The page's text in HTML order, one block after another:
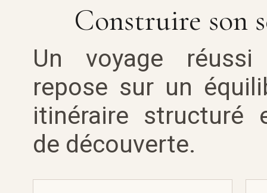
Construire son
Un voyage
repose sur un
itinéraire structuré
de découverte.